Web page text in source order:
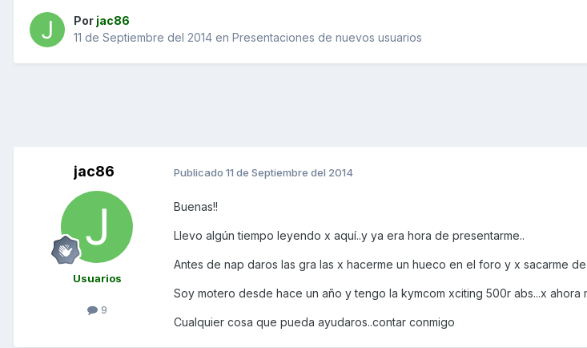
Por jac86
11 de Septiembre del 2014 en Presentaciones de nuevos usuarios
jac86
Usuarios
9
Publicado 11 de Septiembre del 2014
Buenas!!
Llevo algún tiempo leyendo x aquí..y ya era hora de presentarme..
Antes de nap daros las gra las x hacerme un hueco en el foro y x sacarme de
Soy motero desde hace un año y tengo la kymcom xciting 500r abs...x ahora
Cualquier cosa que pueda ayudaros..contar conmigo